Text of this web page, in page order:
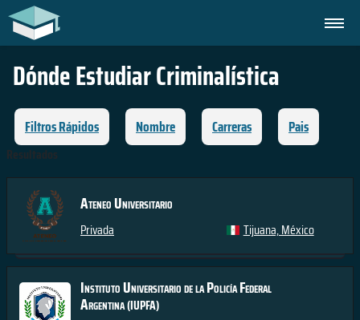
Dónde EstudiarCriminalística
Filtros Rápidos Nombre Carreras Pais
Resultados
Ateneo Universitario
Privada Tijuana, México
Instituto Universitario de la Policía Federal
Argentina(IUPFA)